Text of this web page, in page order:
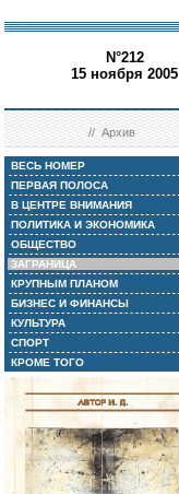
N°212
15 ноября 2005
//Архив
ВЕСЬ НОМЕР
ПЕРВАЯ ПОЛОСА
В ЦЕНТРЕ ВНИМАНИЯ
ПОЛИТИКА И ЭКОНОМИКА
ОБЩЕСТВО
ЗАГРАНИЦА
КРУПНЫМ ПЛАНОМ
БИЗНЕС И ФИНАНСЫ
КУЛЬТУРА
СПОРТ
КРОМЕ ТОГО